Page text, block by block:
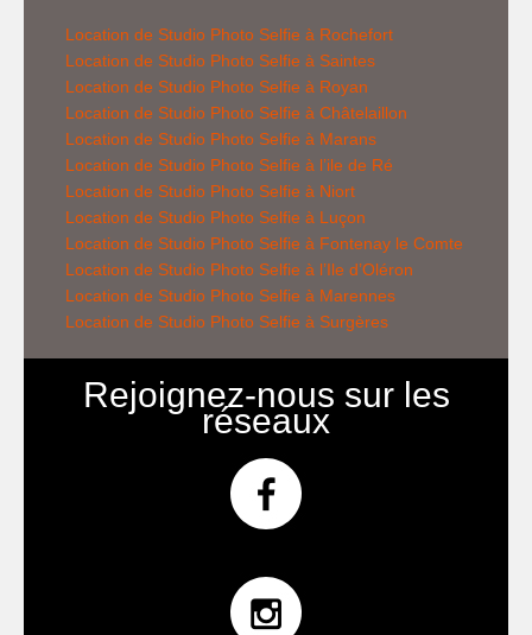
Location de Studio Photo Selfie à Rochefort
Location de Studio Photo Selfie à Saintes
Location de Studio Photo Selfie à Royan
Location de Studio Photo Selfie à Châtelaillon
Location de Studio Photo Selfie à Marans
Location de Studio Photo Selfie à l’ile de Ré
Location de Studio Photo Selfie à Niort
Location de Studio Photo Selfie à Luçon
Location de Studio Photo Selfie à Fontenay le Comte
Location de Studio Photo Selfie à l’Ile d’Oléron
Location de Studio Photo Selfie à Marennes
Location de Studio Photo Selfie à Surgères
Rejoignez-nous sur les
réseaux